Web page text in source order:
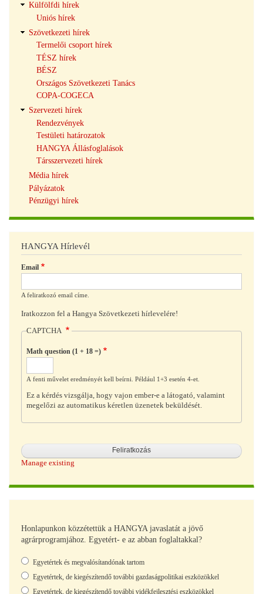
Külfölfdi hírek
Uniós hírek
Szövetkezeti hírek
Termelői csoport hírek
TÉSZ hírek
BÉSZ
Országos Szövetkezeti Tanács
COPA-COGECA
Szervezeti hírek
Rendezvények
Testületi határozatok
HANGYA Állásfoglalások
Társszervezeti hírek
Média hírek
Pályázatok
Pénzügyi hírek
HANGYA Hírlevél
Email
A feliratkozó email címe.
Iratkozzon fel a Hangya Szövetkezeti hírlevelére!
CAPTCHA
Math question (1 + 18 =)
A fenti művelet eredményét kell beírni. Például 1+3 esetén 4-et.
Ez a kérdés vizsgálja, hogy vajon ember-e a látogató, valamint
megelőzi az automatikus kéretlen üzenetek beküldését.
Manage existing
Honlapunkon közzétettük a HANGYA javaslatát a jövő
agrárprogramjához. Egyetért- e az abban foglaltakkal?
Választások
Egyetértek és megvalósítandónak tartom
Egyetértek, de kiegészítendő további gazdaságpolitikai eszközökkel
Egyetértek, de kiegészítendő további vidékfejlesztési eszközökkel